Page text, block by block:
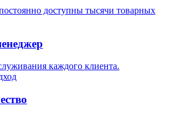
доступны тысячи товарных
каждого клиента.